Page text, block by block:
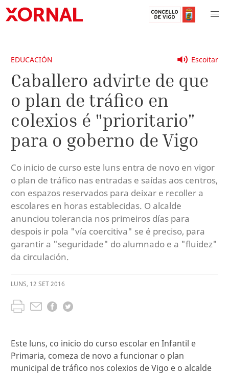
Escoitar
EDUCACIÓN
Caballero advirte de que
o plan de tráfico en
colexios é "prioritario"
para o goberno de Vigo
Co inicio de curso este luns entra de novo en vigor
o plan de tráfico nas entradas e saídas aos centros,
con espazos reservados para deixar e recoller a
escolares en horas establecidas. O alcalde
anunciou tolerancia nos primeiros días para
despois ir pola "vía coercitiva" se é preciso, para
garantir a "seguridade" do alumnado e a "fluidez"
da circulación.
LUNS, 12 SET2016
Este luns, co inicio do curso escolar en Infantil e
Primaria, comeza de novo a funcionar o plan
municipal de tráfico nos colexios de Vigo e o alcalde